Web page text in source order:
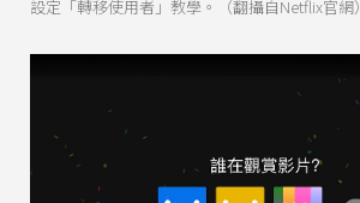
設定「轉移使用者」教學。（翻攝自Netflix官網）